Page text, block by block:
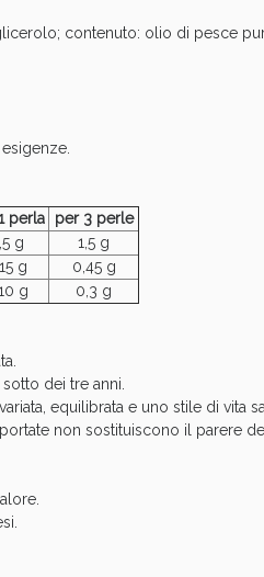
contenuto: olio di pesce
perla
per 3 perle
g
1,5 g
g
0,45 g
g 0,3 g
dei tre anni.
equilibrata e uno stile di vita
non sostituiscono il parere
Sconto fino al 55%